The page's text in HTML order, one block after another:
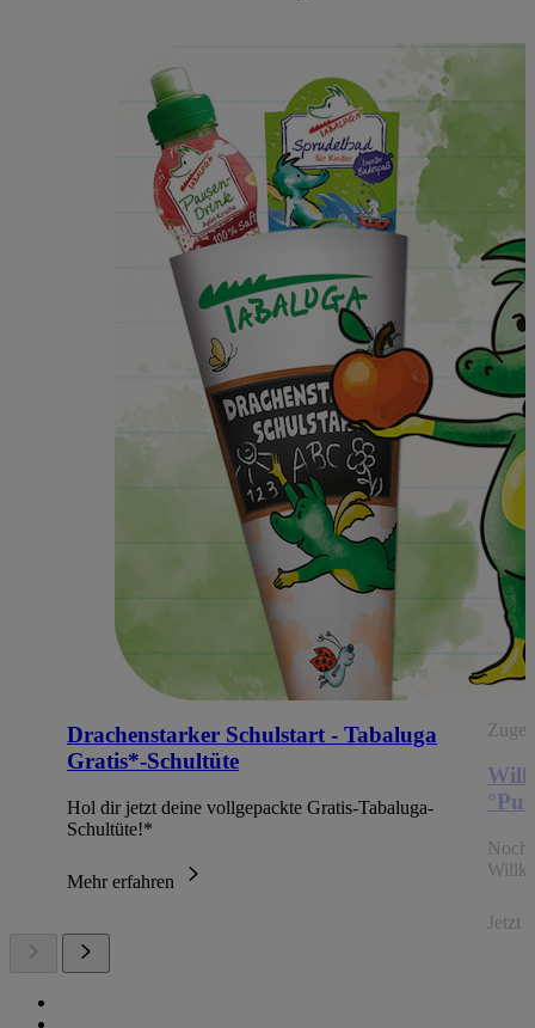
Drachenstarker Schulstart - Tabaluga
Gratis*-Schultüte
Hol dir jetzt deine vollgepackte Gratis-Tabaluga-
Schultüte!*
Mehr erfahren
Noch
Jetzt